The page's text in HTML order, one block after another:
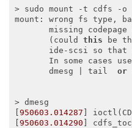
> sudo mount -t cdfs -o
mount: wrong fs type,
       missing codepage
       (could
this be
ide-scsi so
In some cases
       dmesg | tail
or
> dmesg
[950603.014287 ]
[950603.014290